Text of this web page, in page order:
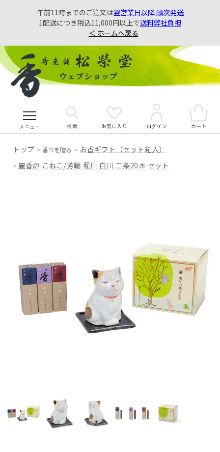
午前11時までのご注文は翌営業日以降 順次発送
1配送につき税込11,000円以上で送料弊社負担
＜ ホームへ戻る
メニュー 検索 お気に入り ログイン カート
> 香りを贈る > お香ギフト（セット箱入）
> 麗香炉 こねこ/芳輪 堀川 白川 二条20本 セット